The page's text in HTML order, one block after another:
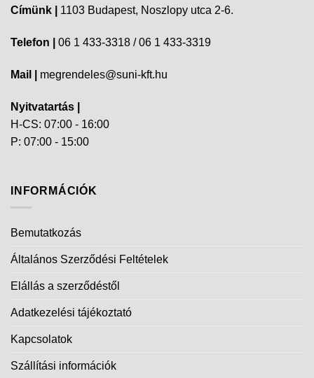
Címünk | 1103 Budapest, Noszlopy utca 2-6.
Telefon | 06 1 433-3318 / 06 1 433-3319
Mail | megrendeles@suni-kft.hu
Nyitvatartás |
H-CS: 07:00 - 16:00
P: 07:00 - 15:00
INFORMÁCIÓK
Bemutatkozás
Általános Szerződési Feltételek
Elállás a szerződéstől
Adatkezelési tájékoztató
Kapcsolatok
Szállítási információk